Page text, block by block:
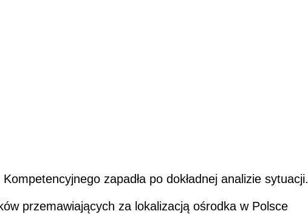
zapadła po dokładnej analizie sytuacji.
przemawiających za lokalizacją ośrodka w Polsce